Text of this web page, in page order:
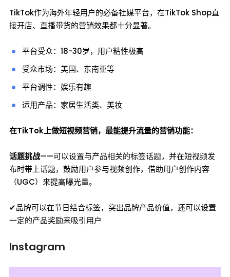
TikTok作为海外年轻用户的必备社媒平台，在TikTok Shop直
接开店、直播带货的营销效果都十分显著。
平台受众：18-30岁，用户粘性极高
受众市场：美国、东南亚等
平台调性：娱乐有趣
适用产品：家居生活类、美妆
在TikTok上做短视频营销，最能提升流量的营销功能：
话题挑战——可以设置与产品相关的标签话题，并在短视频发
布时带上话题，鼓励用户参与视频创作，借助用户创作内容
（UGC）来提高曝光量。
✔品牌可以在节日结合标签，突出品牌产品价值，还可以设置
一定的产品奖励来吸引用户
Instagram